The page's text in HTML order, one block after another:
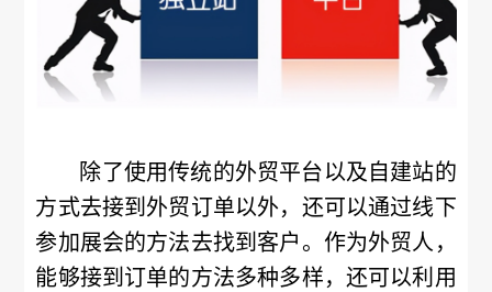
除了使用传统的外贸平台以及自建站的
方式去接到外贸订单以外，还可以通过线下
参加展会的方法去找到客户。作为外贸人，
能够接到订单的方法多种多样，还可以利用